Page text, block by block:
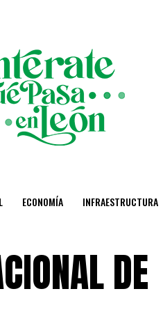
ECONOMÍA INFRAESTRUCTURA
DE